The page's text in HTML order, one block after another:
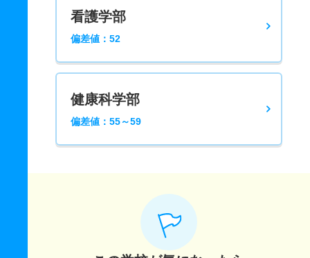
看護学部
偏差値：52
健康科学部
偏差値：55～59